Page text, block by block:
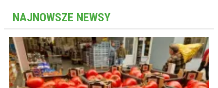
NAJNOWSZE NEWSY